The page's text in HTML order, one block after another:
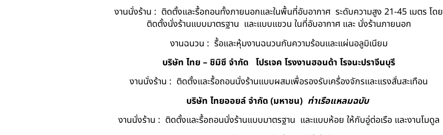
งานนั่งร้าน : ติดตั้งและรื้อถอนทั้งภายนอกและในพื้นที่อับอากาศ ระดับความสูง 21-45 เมตร โดย
ติดตั้งนั่งร้านแบบมาตรฐาน และแบบแขวน ในที่อับอากาศ และ นั่งร้านภายนอก
งานฉนวน : รื้อและหุ้มงานฉนวนกันความร้อนและแผ่นอลูมิเนียม
บริษัท ไทย – ชิมิซึ จำกัด โปรเจค โรงงานฮอนด้า โรจนะปราจีนบุรี
งานนั่งร้าน : ติดตั้งและรื้อถอนนั่งร้านแบบผสมเพื่อรองรับเครื่องจักรและแรงสั่นสะเทือน
บริษัท ไทยออยล์ จํากัด (มหาชน) ท่าเรือแหลมฉบับ
งานนั่งร้าน : ติดตั้งและรื้อถอนนั่งร้านแบบมาตรฐาน และแบบห้อย ให้กับอู่ต่อเรือ และงานโมดูล